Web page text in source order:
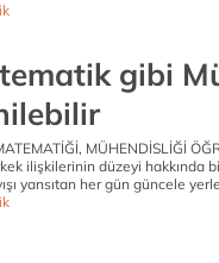
gibi
MÜHENDİSLİĞİ
ilişkilerinin düzeyi hakkında
yansıtan her gün güncele